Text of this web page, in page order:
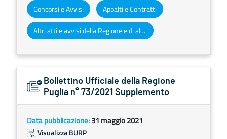
Concorsi e Avvisi Appalti e Contratti
Altri atti e avvisi della Regione e di altri enti pubblici che interessano la collettività regionale
Bollettino Ufficiale della Regione
Puglia n° 73/2021 Supplemento
Data pubblicazione:31 maggio 2021
Visualizza BURP